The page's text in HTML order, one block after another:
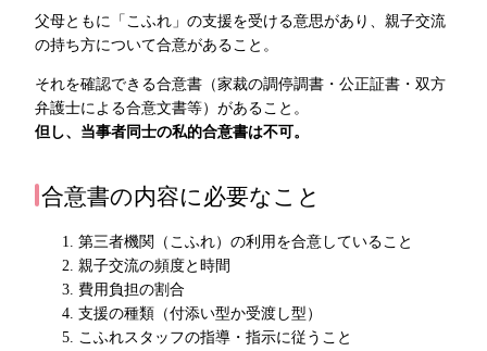
父母ともに「こふれ」の支援を受ける意思があり、親子交流
の持ち方について合意があること。
それを確認できる合意書（家裁の調停調書・公正証書・双方
弁護士による合意文書等）があること。
但し、当事者同士の私的合意書は不可。
合意書の内容に必要なこと
第三者機関（こふれ）の利用を合意していること
親子交流の頻度と時間
費用負担の割合
支援の種類（付添い型か受渡し型）
こふれスタッフの指導・指示に従うこと